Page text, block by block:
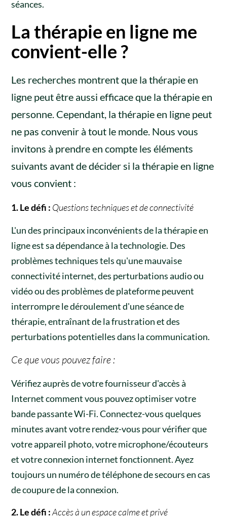
séances.
La thérapie en ligne me
convient-elle ?
Les recherches montrent que la thérapie en
ligne peut être aussi efficace que la thérapie en
personne. Cependant, la thérapie en ligne peut
ne pas convenir à tout le monde. Nous vous
invitons à prendre en compte les éléments
suivants avant de décider si la thérapie en ligne
vous convient :
1. Le défi : Questions techniques et de connectivité
L'un des principaux inconvénients de la thérapie en
ligne est sa dépendance à la technologie. Des
problèmes techniques tels qu'une mauvaise
connectivité internet, des perturbations audio ou
vidéo ou des problèmes de plateforme peuvent
interrompre le déroulement d'une séance de
thérapie, entraînant de la frustration et des
perturbations potentielles dans la communication.
Ce que vous pouvez faire :
Vérifiez auprès de votre fournisseur d'accès à
Internet comment vous pouvez optimiser votre
bande passante Wi-Fi. Connectez-vous quelques
minutes avant votre rendez-vous pour vérifier que
votre appareil photo, votre microphone/écouteurs
et votre connexion internet fonctionnent. Ayez
toujours un numéro de téléphone de secours en cas
de coupure de la connexion.
2. Le défi :Accès à un espace calme et privé